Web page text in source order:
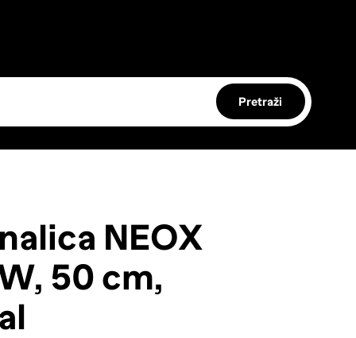
Pretraži
NEOX
50 cm,